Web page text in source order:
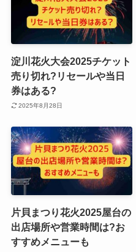
淀川花火大会2025チケット
売り切れ?リセールや当日
券はある?
2025年8月28日
片貝まつり花火2025屋台の
出店場所や営業時間は?お
すすめメニューも